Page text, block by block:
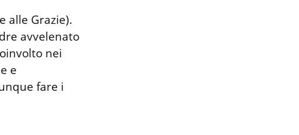
alle Grazie).
avvelenato
nei
e
fare i